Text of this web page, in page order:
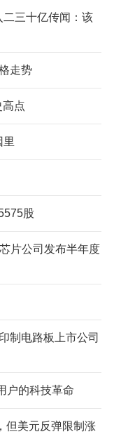
三十亿传闻：该
走势
高点
里
股
片公司发布半年度
制电路板上市公司
户的科技革命
但美元反弹限制涨